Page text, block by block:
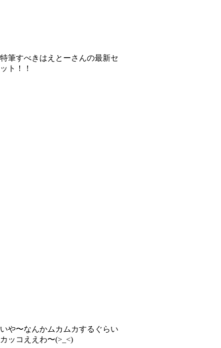
特筆すべきはえとーさんの最新セ
ット！！
いや〜なんかムカムカするぐらい
カッコええわ〜(>_<)